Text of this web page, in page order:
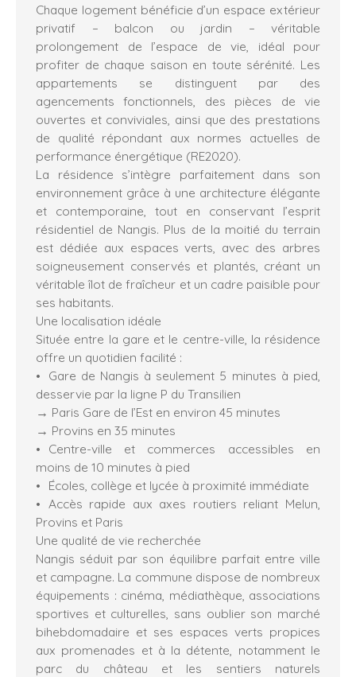
Chaque logement bénéficie d’un espace extérieur
privatif – balcon ou jardin – véritable
prolongement de l’espace de vie, idéal pour
profiter de chaque saison en toute sérénité. Les
appartements se distinguent par des
agencements fonctionnels, des pièces de vie
ouvertes et conviviales, ainsi que des prestations
de qualité répondant aux normes actuelles de
performance énergétique (RE2020).
La résidence s’intègre parfaitement dans son
environnement grâce à une architecture élégante
et contemporaine, tout en conservant l’esprit
résidentiel de Nangis. Plus de la moitié du terrain
est dédiée aux espaces verts, avec des arbres
soigneusement conservés et plantés, créant un
véritable îlot de fraîcheur et un cadre paisible pour
ses habitants.
Une localisation idéale
Située entre la gare et le centre-ville, la résidence
offre un quotidien facilité :
Gare de Nangis à seulement 5 minutes à pied,
desservie par la ligne P du Transilien
→ Paris Gare de l’Est en environ 45 minutes
→ Provins en 35 minutes
Centre-ville et commerces accessibles en
moins de 10 minutes à pied
Écoles, collège et lycée à proximité immédiate
Accès rapide aux axes routiers reliant Melun,
Provins et Paris
Une qualité de vie recherchée
Nangis séduit par son équilibre parfait entre ville
et campagne. La commune dispose de nombreux
équipements : cinéma, médiathèque, associations
sportives et culturelles, sans oublier son marché
bihebdomadaire et ses espaces verts propices
aux promenades et à la détente, notamment le
parc du château et les sentiers naturels